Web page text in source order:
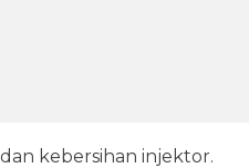
kebersihan injektor.